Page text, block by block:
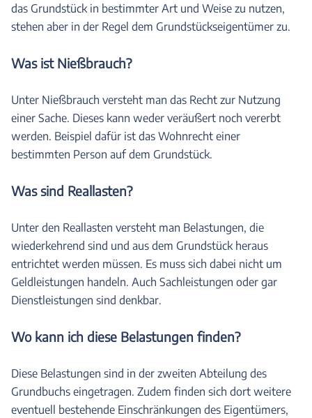
das Grundstück in bestimmter Art und Weise zu nutzen,
stehen aber in der Regel dem Grundstückseigentümer zu.
Was ist Nießbrauch?
Unter Nießbrauch versteht man das Recht zur Nutzung
einer Sache. Dieses kann weder veräußert noch vererbt
werden. Beispiel dafür ist das Wohnrecht einer
bestimmten Person auf dem Grundstück.
Was sind Reallasten?
Unter den Reallasten versteht man Belastungen, die
wiederkehrend sind und aus dem Grundstück heraus
entrichtet werden müssen. Es muss sich dabei nicht um
Geldleistungen handeln. Auch Sachleistungen oder gar
Dienstleistungen sind denkbar.
Wo kann ich diese Belastungen finden?
Diese Belastungen sind in der zweiten Abteilung des
Grundbuchs eingetragen. Zudem finden sich dort weitere
eventuell bestehende Einschränkungen des Eigentümers,